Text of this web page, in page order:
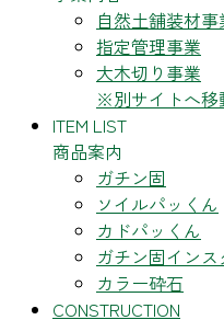
自然土舗装材事
指定管理事業
大木切り事業
※別サイトへ移
ITEM LIST
商品案内
ガチン固
ソイルパッくん
カドパッくん
ガチン固インス
カラー砕石
CONSTRUCTION